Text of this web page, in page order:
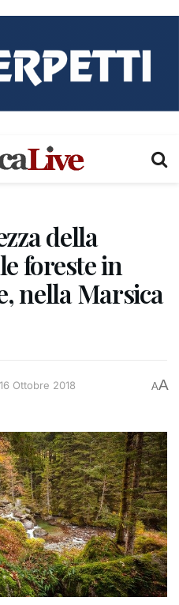
della
foreste in
nella Marsica
16 Ottobre 2018 AA